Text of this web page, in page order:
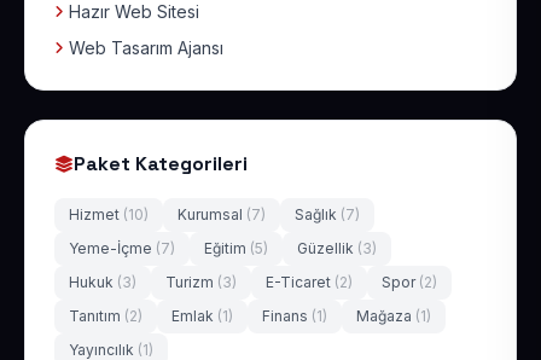
Hazır Web Sitesi
Web Tasarım Ajansı
Paket Kategorileri
Hizmet (10) Kurumsal (7) Sağlık (7)
Yeme-İçme (7) Eğitim (5) Güzellik (3)
Hukuk (3) Turizm (3) E-Ticaret (2) Spor (2)
Tanıtım (2) Emlak (1) Finans (1) Mağaza (1)
Yayıncılık (1)